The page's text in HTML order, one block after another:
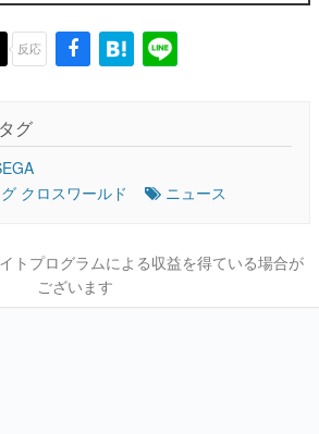
反応
グ
クロスワールド
ニュース
トプログラムによる収益を得ている場合が
ございます